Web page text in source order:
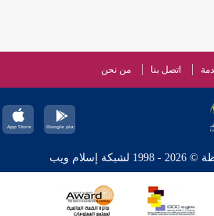
اتصل بنا من نحن
إسلام ويب